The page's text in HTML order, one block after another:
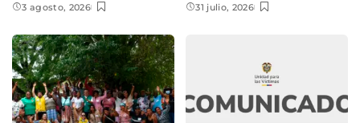
3 agosto, 2026 31 julio, 2026